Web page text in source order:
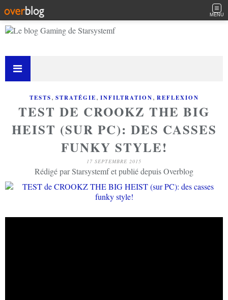
MENU
TESTS, STRATÉGIE, INFILTRATION, REFLEXION
TEST DE CROOKZ THE BIG
HEIST (SUR PC): DES CASSES
FUNKY STYLE!
17 SEPTEMBRE 2015
Rédigé par Starsystemf et publié depuis Overblog